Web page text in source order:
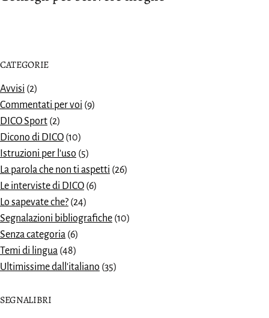
CATEGORIE
Avvisi (2)
Commentati per voi (9)
DICO Sport (2)
Dicono di DICO (10)
Istruzioni per l'uso (5)
La parola che non ti aspetti (26)
Le interviste di DICO (6)
Lo sapevate che? (24)
Segnalazioni bibliografiche (10)
Senza categoria (6)
Temi di lingua (48)
Ultimissime dall'italiano (35)
SEGNALIBRI